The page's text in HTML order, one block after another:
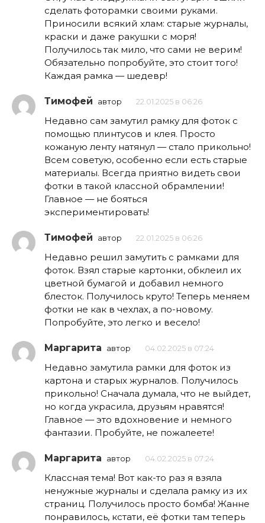
сделать фоторамки своими руками.
Приносили всякий хлам: старые журналы,
краски и даже ракушки с моря!
Получилось так мило, что сами не верим!
Обязательно попробуйте, это стоит того!
Каждая рамка — шедевр!
Тимофей автор 22.01.2025 в 06:26
Недавно сам замутил рамку для фоток с
помощью плинтусов и клея. Просто
кожаную ленту натянул — стало прикольно!
Всем советую, особенно если есть старые
материалы. Всегда приятно видеть свои
фотки в такой классной обрамлении!
Главное — не бояться
экспериментировать!
Тимофей автор 22.01.2025 в 06:26
Недавно решил замутить с рамками для
фоток. Взял старые картонки, обклеил их
цветной бумагой и добавил немного
блесток. Получилось круто! Теперь меняем
фотки не как в чехлах, а по-новому.
Попробуйте, это легко и весело!
Маргарита автор 04.02.2025 в 07:24
Недавно замутила рамки для фоток из
картона и старых журналов. Получилось
прикольно! Сначала думала, что не выйдет,
но когда украсила, друзьям нравятся!
Главное — это вдохновение и немного
фантазии. Пробуйте, не пожалеете!
Маргарита автор 04.02.2025 в 07:24
Классная тема! Вот как-то раз я взяла
ненужные журналы и сделала рамку из их
страниц. Получилось просто бомба! Жанне
понравилось, кстати, её фотки там теперь